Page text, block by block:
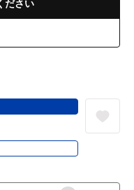
ださい